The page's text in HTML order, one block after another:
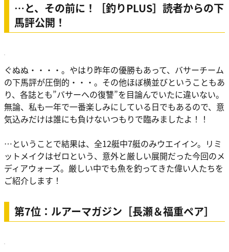
…と、その前に！［釣りPLUS］読者からの下
馬評公開！
ぐぬぬ・・・・。やはり昨年の優勝もあって、バサーチーム
の下馬評が圧倒的・・・。その他ほぼ横並びということもあ
り、各誌とも”バサーへの復讐”を目論んでいたに違いない。
無論、私も一年で一番楽しみにしている日でもあるので、意
気込みだけは誰にも負けないつもりで臨みましたよ！！
…ということで結果は、全12艇中7艇のみウエイイン。リミ
ットメイクはゼロという、意外と厳しい展開だった今回のメ
ディアウォーズ。厳しい中でも魚を釣ってきた偉い人たちを
ご紹介します！
第7位：ルアーマガジン［長瀬＆福重ペア］